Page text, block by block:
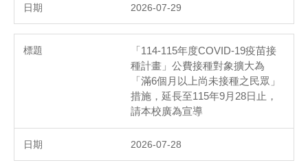
2026-07-29
「114-115年度COVID-19疫苗接
種計畫」公費接種對象擴大為
「滿6個月以上尚未接種之民眾」
措施，延長至115年9月28日止，
請本校廣為宣導
2026-07-28